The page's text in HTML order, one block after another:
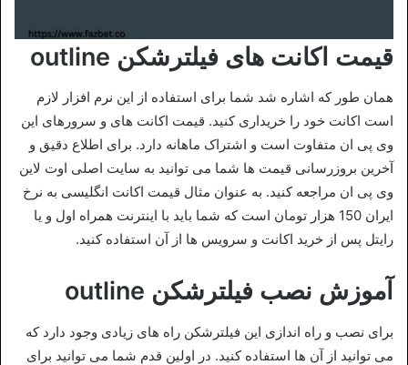
قیمت اکانت های فیلترشکن outline
همان طور که اشاره شد شما برای استفاده از این نرم افزار لازم
است اکانت خود را خریداری کنید. قیمت اکانت های و سرورهای این
وی پی ان متفاوت است و اشتراک ماهانه دارد. برای اطلاع دقیق و
آخرین بروزرسانی قیمت ها شما می توانید به سایت اصلی اوت لاین
وی پی ان مراجعه کنید. به عنوان مثال قیمت اکانت انگلیسی به نرخ
ایران 150 هزار تومان است که شما باید با اینترنت همراه اول و یا
رایتل پس از خرید اکانت و سرویس ها از آن استفاده کنید.
آموزش نصب فیلترشکن outline
برای نصب و راه اندازی این فیلترشکن راه های زیادی وجود دارد که
می توانید از آن ها استفاده کنید. در اولین قدم شما می توانید برای